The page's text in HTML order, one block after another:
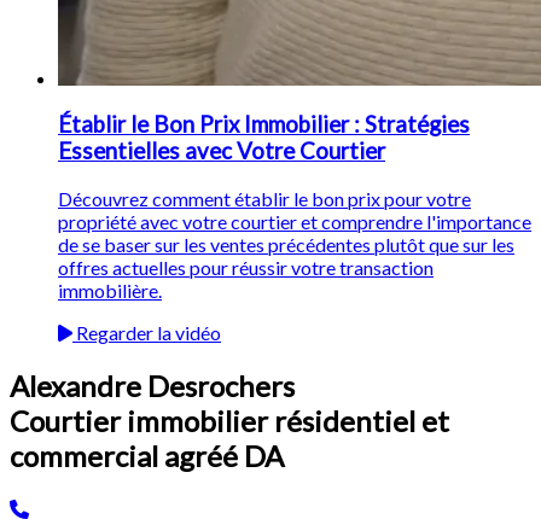
Établir le Bon Prix Immobilier : Stratégies
Essentielles avec Votre Courtier
Découvrez comment établir le bon prix pour votre
propriété avec votre courtier et comprendre l'importance
de se baser sur les ventes précédentes plutôt que sur les
offres actuelles pour réussir votre transaction
immobilière.
Regarder la vidéo
Alexandre Desrochers
Courtier immobilier résidentiel et
commercial agréé DA